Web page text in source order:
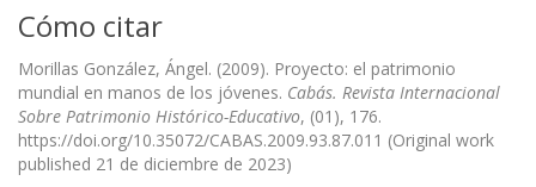
Cómo citar
Morillas González, Ángel. (2009). Proyecto: el patrimonio
mundial en manos de los jóvenes. Cabás. Revista Internacional
Sobre Patrimonio Histórico-Educativo, (01), 176.
https://doi.org/10.35072/CABAS.2009.93.87.011 (Original work
published 21 de diciembre de 2023)